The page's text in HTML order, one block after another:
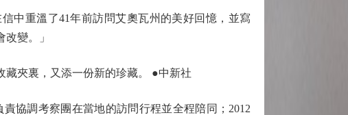
重溫了41年前訪問艾奧瓦州的美好回憶，並寫
變。」
夾裏，又添一份新的珍藏。 ●中新社
協調考察團在當地的訪問行程並全程陪同；2012